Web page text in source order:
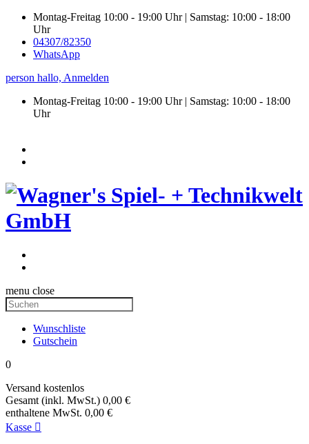
Montag-Freitag 10:00 - 19:00 Uhr | Samstag: 10:00 - 18:00
Uhr
04307/82350
WhatsApp
person hallo, Anmelden
Montag-Freitag 10:00 - 19:00 Uhr | Samstag: 10:00 - 18:00
Uhr
menu close
Wunschliste
Gutschein
0
Versand kostenlos
Gesamt (inkl. MwSt.) 0,00 €
enthaltene MwSt. 0,00 €
Kasse 